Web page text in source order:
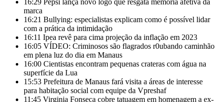
16:29 Pepsi lança novo logo que resgata memória afetiva da
marca
16:21 Bullying: especialistas explicam como é possível lidar
com a prática da intimidação
16:11 Ipea revê para cima projeção da inflação em 2023
16:05 VÍDEO: Criminosos são flagrados r0ubando caminhão
em plena luz do dia em Manaus
16:00 Cientistas encontram pequenas crateras com água na
superfície da Lua
15:53 Prefeitura de Manaus fará visita a áreas de interesse
para habitação social com equipe da Vpreshaf
11:45 Virginia Fonseca cobre tatuagem em homenagem a ex-